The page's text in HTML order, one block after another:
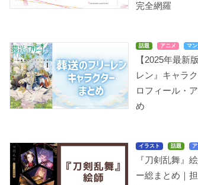
完全網羅
話題 アニメ マ
【2025年最新
レン』キャラ
ロフィール・
め
イラスト 話題
『刀剣乱舞』
ー総まとめ｜